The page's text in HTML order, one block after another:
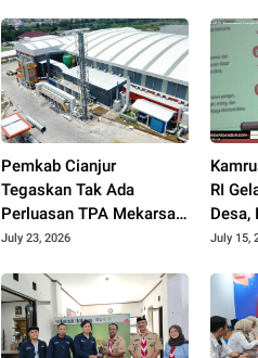
Pemkab Cianjur
Tegaskan Tak Ada
Perluasan TPA Mekarsari
pada 2026
July 23, 2026
RI
Desa,
Desa
Hukum
July 15,